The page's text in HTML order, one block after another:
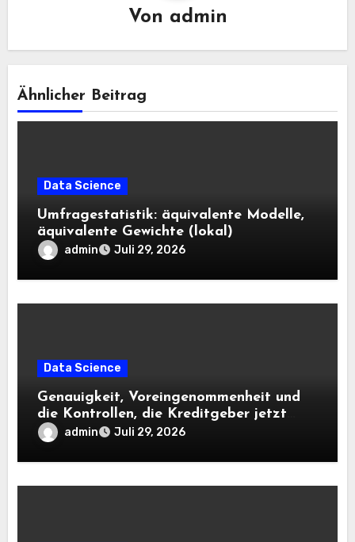
Von admin
Ähnlicher Beitrag
Data Science
Umfragestatistik: äquivalente Modelle,
äquivalente Gewichte (lokal)
admin Juli 29, 2026
Data Science
Genauigkeit, Voreingenommenheit und
die Kontrollen, die Kreditgeber jetzt
benötigen |
admin Juli 29, 2026